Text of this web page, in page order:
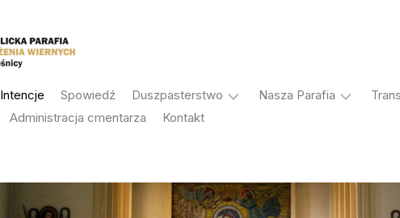
Intencje Spowiedź Duszpasterstwo
Rada
Nasza Parafia
Antoni
Administracja cmentarza Kontakt